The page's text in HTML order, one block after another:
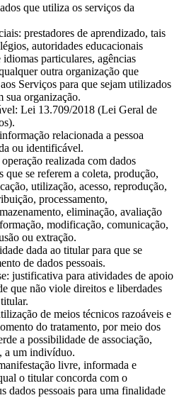
que utiliza os serviços da
prestadores de aprendizado, tais
autoridades educacionais
idiomas particulares, agências
outra organização que
Serviços para que sejam utilizados
sua organização.
Lei 13.709/2018 (Lei Geral de
relacionada a pessoa
ou identificável.
realizada com dados
que se referem a coleta, produção,
utilização, acesso, reprodução,
processamento,
eliminação, avaliação
modificação, comunicação,
ou extração.
dada ao titular para que se
de dados pessoais.
justificativa para atividades de apoio
que não viole direitos e liberdades
de meios técnicos razoáveis e
do tratamento, por meio dos
a possibilidade de associação,
a um indivíduo.
livre, informada e
o titular concorda com o
dados pessoais para uma finalidade